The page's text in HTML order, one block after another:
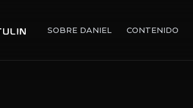
SOBRE DANIEL CONTENIDO